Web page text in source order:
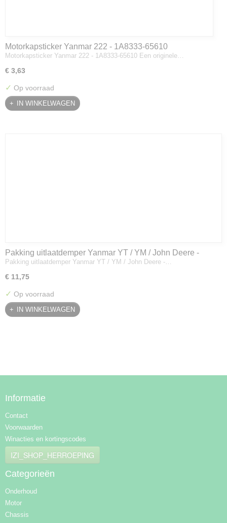
Motorkapsticker Yanmar 222 - 1A8333-65610
Motorkapsticker Yanmar 222 - 1A8333-65610 Een originele…
€ 3,63
✓ Op voorraad
IN WINKELWAGEN
Pakking uitlaatdemper Yanmar YT / YM / John Deere -
128300-13230
Pakking uitlaatdemper Yanmar YT / YM / John Deere -…
€ 11,75
✓ Op voorraad
IN WINKELWAGEN
Informatie
Contact
Voorwaarden
Winacties en kortingscodes
IZI_SHOP_HERROEPING
Categorieën
Onderhoud
Motor
Chassis